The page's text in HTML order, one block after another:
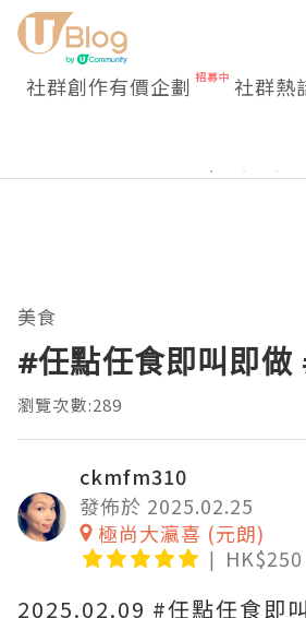
社群創作有價企劃 社群熱
美食
#任點任食即叫即做
瀏覽次數:289
ckmfm310
發佈於 2025.02.25
極尚大瀛喜 (元朗)
HK$250
2025.02.09 #任點任食即